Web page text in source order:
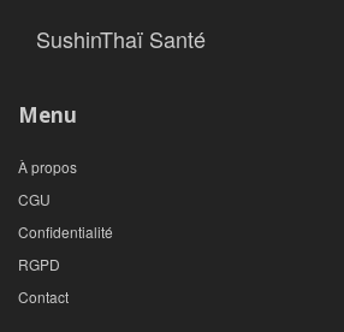
SushinThaï Santé
Menu
À propos
CGU
Confidentialité
RGPD
Contact